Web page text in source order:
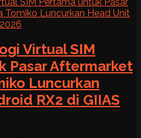
Virtual SIM
Pasar Aftermarket
Luncurkan
RX2 di GIIAS